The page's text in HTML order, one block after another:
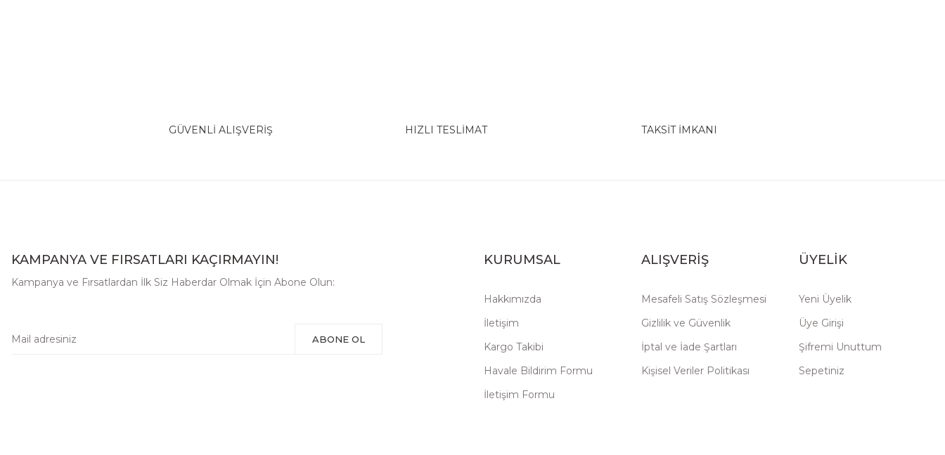
GÜVENLİ ALIŞVERİŞ HIZLI TESLİMAT TAKSİT İMKANI
KAMPANYA VE FIRSATLARI KAÇIRMAYIN!
Kampanya ve Fırsatlardan İlk Siz Haberdar Olmak İçin Abone Olun:
ABONE OL
KURUMSAL
Hakkımızda
İletişim
Kargo Takibi
Havale Bildirim Formu
İletişim Formu
ALIŞVERİŞ
Mesafeli Satış Sözleşmesi
Gizlilik ve Güvenlik
İptal ve İade Şartları
Kişisel Veriler Politikası
ÜYELİK
Yeni Üyelik
Üye Girişi
Şifremi Unuttum
Sepetiniz